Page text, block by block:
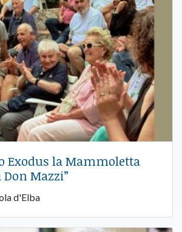
Exodus la Mammoletta
Mazzi”
d'Elba